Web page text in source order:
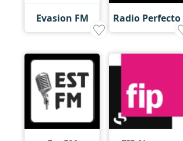
Evasion FM Radio Perfecto